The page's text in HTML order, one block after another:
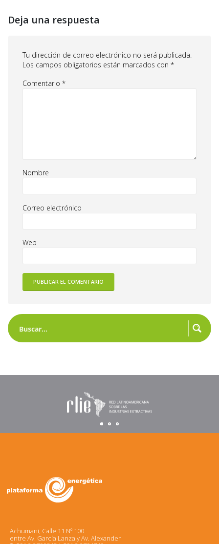
Deja una respuesta
Tu dirección de correo electrónico no será publicada.
Los campos obligatorios están marcados con *
Comentario *
Nombre
Correo electrónico
Web
Achumani, Calle 11 Nº 100
entre Av. García Lanza y Av. Alexander